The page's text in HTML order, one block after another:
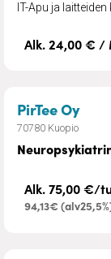
IT-Apu ja
Alk. 24,00 € /
PirTee Oy–
70780 Kuopio
Alk. 75,00 €/
94,13€